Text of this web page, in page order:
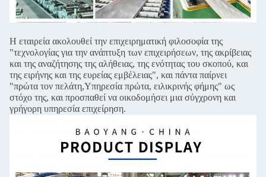
Η εταιρεία ακολουθεί την επιχειρηματική φιλοσοφία της
"τεχνολογίας για την ανάπτυξη των επιχειρήσεων, της ακρίβειας
και της αναζήτησης της αλήθειας, της ενότητας του σκοπού, και
της ειρήνης και της ευρείας εμβέλειας", και πάντα παίρνει
"πρώτα τον πελάτη,Υπηρεσία πρώτα, ειλικρινής φήμης" ως
στόχο της, και προσπαθεί να οικοδομήσει μια σύγχρονη και
γρήγορη υπηρεσία επιχείρηση.